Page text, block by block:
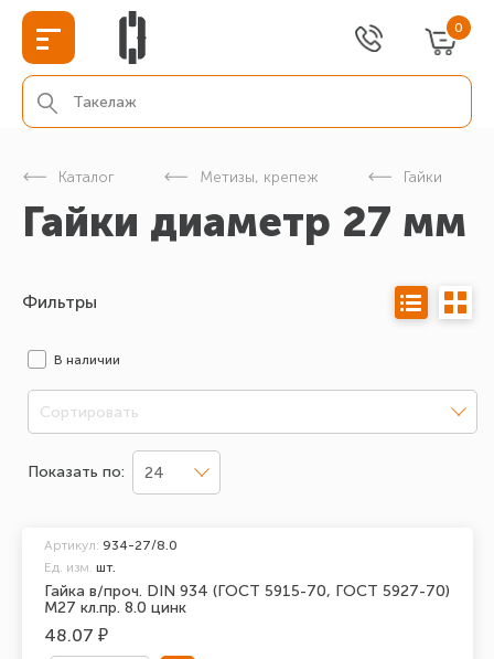
0
Каталог Метизы, крепеж Гайки
Гайки диаметр 27 мм
Фильтры
В наличии
Сортировать
Показать по: 24
Гайка в/проч. DIN 934 (ГОСТ 5915-70, ГОСТ 5927-70)
М27 кл.пр. 8.0 цинк
Артикул: 934-27/8.0
Ед. изм. шт.
48.07 ₽